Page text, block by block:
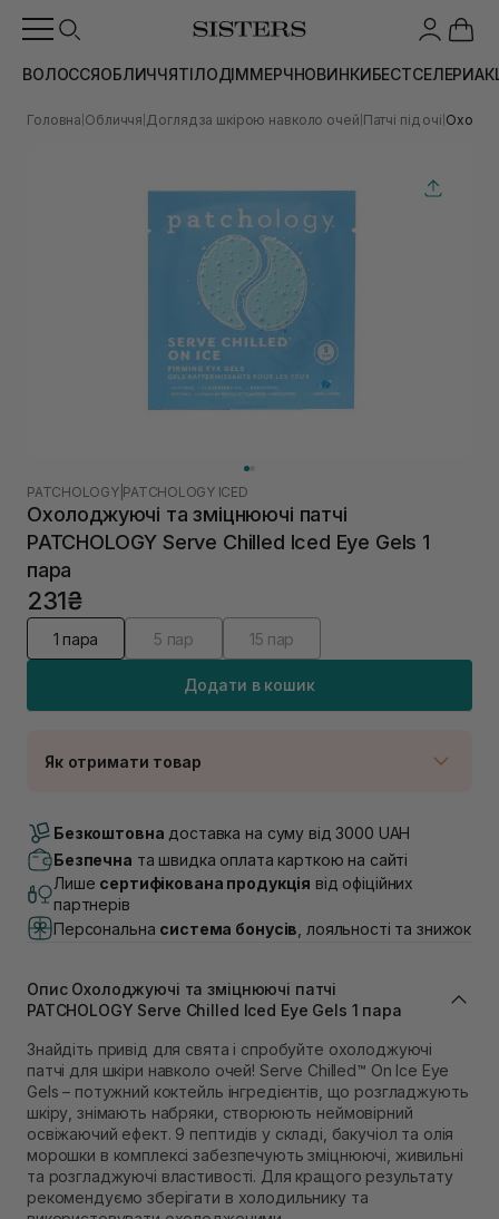
ВОЛОССЯОБЛИЧЧЯТІЛОДІММЕРЧНОВИНКИБЕСТСЕЛЕРИ
Головна Обличчя Догляд за шкірою навколо очей Патчі під очі
PATCHOLOGY| PATCHOLOGY ICED
Охолоджуючі та зміцнюючі патчі
PATCHOLOGY Serve Chilled Iced Eye Gels 1
пара
231₴
1 пара 5 пар 15 пар
Додати в кошик
Як отримати товар
В наявності
Самовивіз м. Луцьк, вул. Винниченка 4
В наявності
Самовивіз м. Львів, вул. Академіка Підстригача, 1В
(Duck’s Lake)
Немає в наявності!
Немає в наявності!
Самовивіз м. Львів, вул. Степана Бандери 45
Самовивіз м. Рівне, вул. 16-го Липня, 15
В наявності
Самовивіз м. Рівне, вул. Кулика і Гудачека 23 (ТЦ
Екватор)
Немає в наявності!
Безкоштовна доставка на суму від 3000 UAH
Безпечна та швидка оплата карткою на сайті
Лише сертифікована продукція від офіційних
партнерів
Персональна система бонусів , лояльності та знижок
Опис Охолоджуючі та зміцнюючі патчі
PATCHOLOGY Serve Chilled Iced Eye Gels 1 пара
Знайдіть привід для свята і спробуйте охолоджуючі
патчі для шкіри навколо очей! Serve Chilled™ On Ice Eye
Gels – потужний коктейль інгредієнтів, що розгладжують
шкіру, знімають набряки, створюють неймовірний
освіжаючий ефект. 9 пептидів у складі, бакучіол та олія
морошки в комплексі забезпечують зміцнюючі, живильні
та розгладжуючі властивості. Для кращого результату
рекомендуємо зберігати в холодильнику та